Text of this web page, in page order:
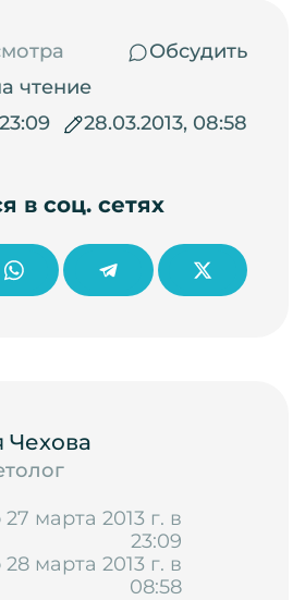
Обсудить
чтение
28.03.2013, 08:58
в соц. сетях
Чехова
марта 2013 г. в
23:09
марта 2013 г. в
08:58